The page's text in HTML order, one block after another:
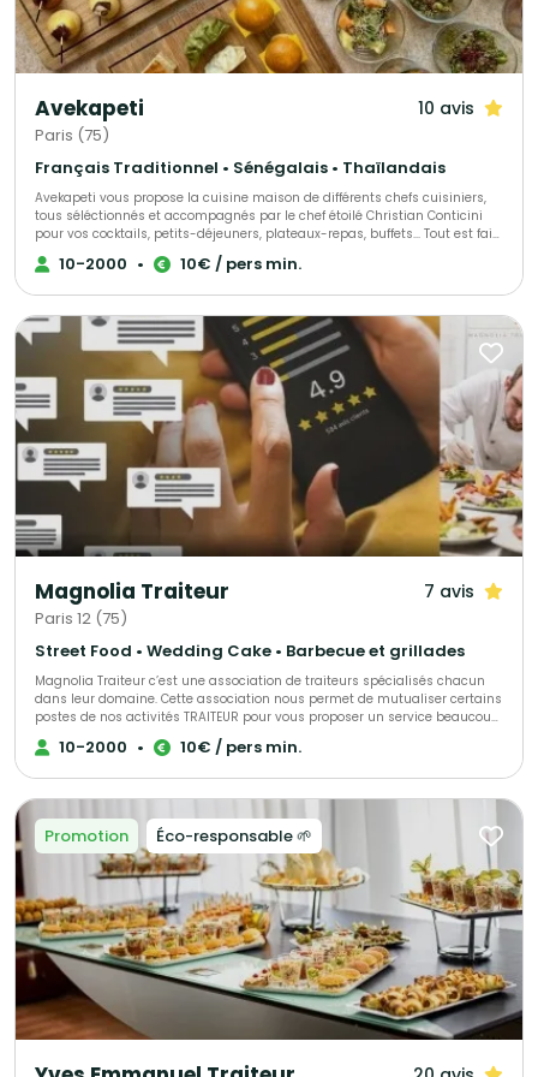
Avekapeti 10 avis
Paris (75)
Français Traditionnel • Sénégalais • Thaïlandais
Avekapeti vous propose la cuisine maison de différents chefs cuisiniers,
tous séléctionnés et accompagnés par le chef étoilé Christian Conticini
pour vos cocktails, petits-déjeuners, plateaux-repas, buffets... Tout est fait
maison, avec des produits frais, de saison livré en contenants
réutilisables 0 déchet ou recyclables en véhicules éléctriques. Du buffet
et votre budget !
10-2000 • 10€ / pers min.
Magnolia Traiteur 7 avis
Paris 12 (75)
Street Food • Wedding Cake • Barbecue et grillades
Magnolia Traiteur c’est une association de traiteurs spécialisés chacun
dans leur domaine. Cette association nous permet de mutualiser certains
postes de nos activités TRAITEUR pour vous proposer un service beaucoup
plus performant à tous les niveaux, LES AVANTAGES pour mieux vous
servir : - Un standard commun pour une réponse immédiate à vos
les centaines d’avis de nos clients sur Magnolia Traiteur) - Les achats de
matières premières de base mutualisées pour des coûts optimisés sur
nos devis - Des frais de publicité partagés pour descendre nos charges
fixes et vous proposer les meilleurs tarifs. - Une offre plus large avec un
seul interlocuteur « Magnolia Traiteur» - Des devis complet avec grâce à
nos partenaires « complémentaires » et spécialistes de l’événementiel,
avec toutes les options en complément que vous désirerez comme : Un
lieu, du matériel de location, de la sonorisation, du personnel de service,
un DJ, un photobooth, une location de verre, des jeux de lumières, etc… - Et
pour finir et surtout grâce à tout cela, vous l’aurez compris …des tarifs
attractifs pour la réalisation de votre événement !!! Magnolia Traiteur c’est
la réalisation de plus de 300 événements chaque année ! Nous vous
invitons à consulter notre site Magnolia Traiteur ou à nous téléphoner
10-2000 • 10€ / pers min.
Promotion Éco-responsable 🌱